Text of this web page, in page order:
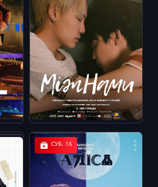
СУБ. 16